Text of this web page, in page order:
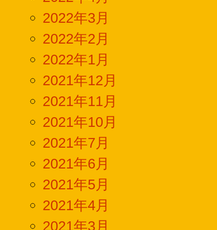
2022年3月
2022年2月
2022年1月
2021年12月
2021年11月
2021年10月
2021年7月
2021年6月
2021年5月
2021年4月
2021年3月